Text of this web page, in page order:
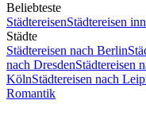
Beliebteste
StädtereisenStädtereisen
Städte
Städtereisen nach Berlin
nach DresdenStädtereisen
KölnStädtereisen nach
Romantik